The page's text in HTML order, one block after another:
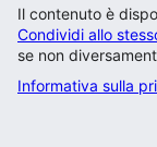
Il contenuto è
Condividi allo
se non
Informativa sulla